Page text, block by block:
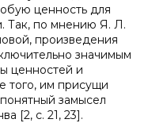
ценность для
Так, по мнению Я. Л.
произведения
значимым
ценностей и
того, им присущи
замысел
[2, с. 21, 23].